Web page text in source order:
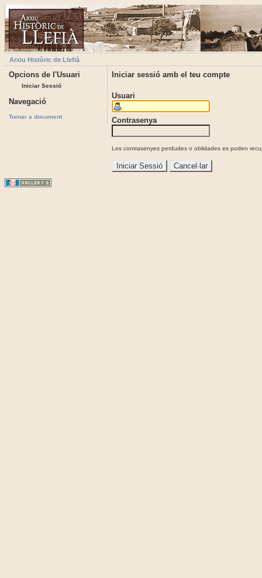
Arxiu Històric de Llefià
Opcions de l'Usuari
Iniciar Sessió
Navegació
Tornar a document
Iniciar sessió amb el teu compte
Usuari
Contrasenya
Les contrasenyes perdudes o oblidades es poden